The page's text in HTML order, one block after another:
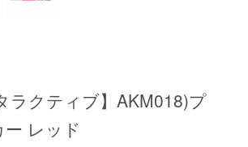
ラクティブ】AKM018)プ
レッド